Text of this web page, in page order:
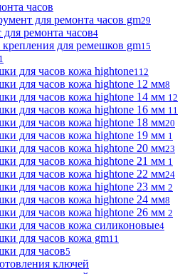
часов
для ремонта часов gm29
для ремонта часов4
для ремешков gm15
1
для часов кожа hightone112
для часов кожа hightone 12 мм8
для часов кожа hightone 14 мм 12
для часов кожа hightone 16 мм 11
для часов кожа hightone 18 мм20
для часов кожа hightone 19 мм 1
для часов кожа hightone 20 мм23
для часов кожа hightone 21 мм 1
для часов кожа hightone 22 мм24
для часов кожа hightone 23 мм 2
для часов кожа hightone 24 мм8
для часов кожа hightone 26 мм 2
для часов кожа силиконовые4
для часов кожа gm11
для часов5
ключей